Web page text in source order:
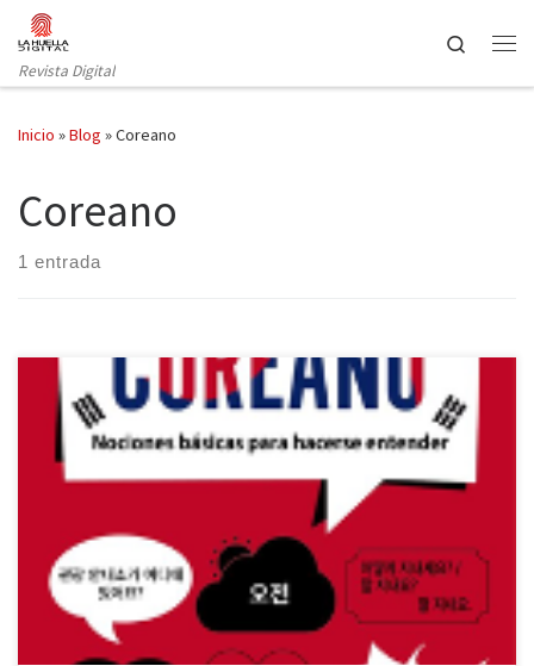
Saltar al contenido
Revista Digital
Search
Inicio »Blog »Coreano
Coreano
1 entrada
Despegamos es un método para aprender coreano publicado por